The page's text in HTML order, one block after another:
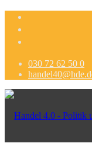
030 72 62 50 0